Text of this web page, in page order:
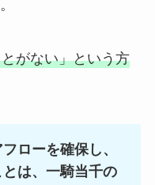
がない」という方
ローを確保し、
は、一騎当千の